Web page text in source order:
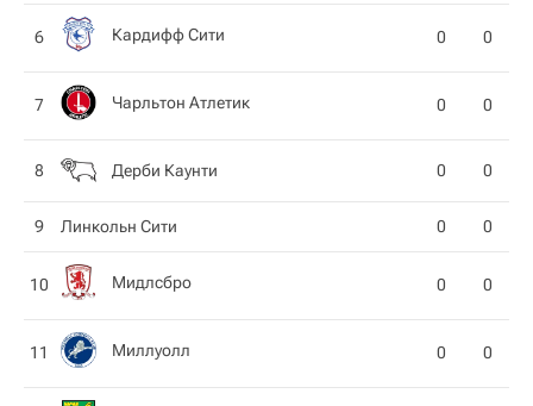
6 Кардифф Сити 0 0
7 Чарльтон Атлетик 0 0
8 Дерби Каунти 0 0
9 Линкольн Сити 0 0
10 Мидлсбро 0 0
11 Миллуолл 0 0